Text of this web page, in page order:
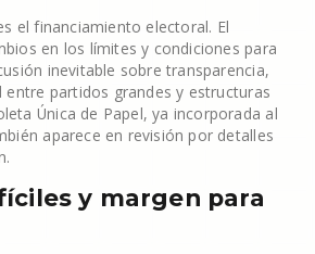
el financiamiento electoral. El
en los límites y condiciones para
inevitable sobre transparencia,
entre partidos grandes y estructuras
Única de Papel, ya incorporada al
aparece en revisión por detalles
y margen para